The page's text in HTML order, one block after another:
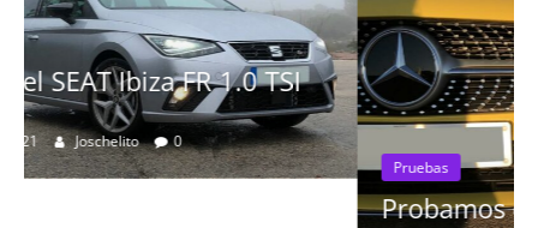
Pruebas
Probamos el Mercedes-Benz A200d